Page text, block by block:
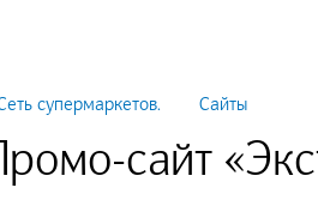
супермаркетов. Сайты
сайт